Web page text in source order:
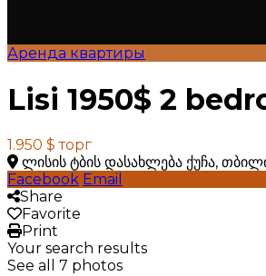
Аренда квартиры
Lisi 1950$ 2
1.950 $торг
ლისის ტბის დასახლება ქუჩა,
Facebook Email
Share
Favorite
Print
Your search results
See all 7 photos